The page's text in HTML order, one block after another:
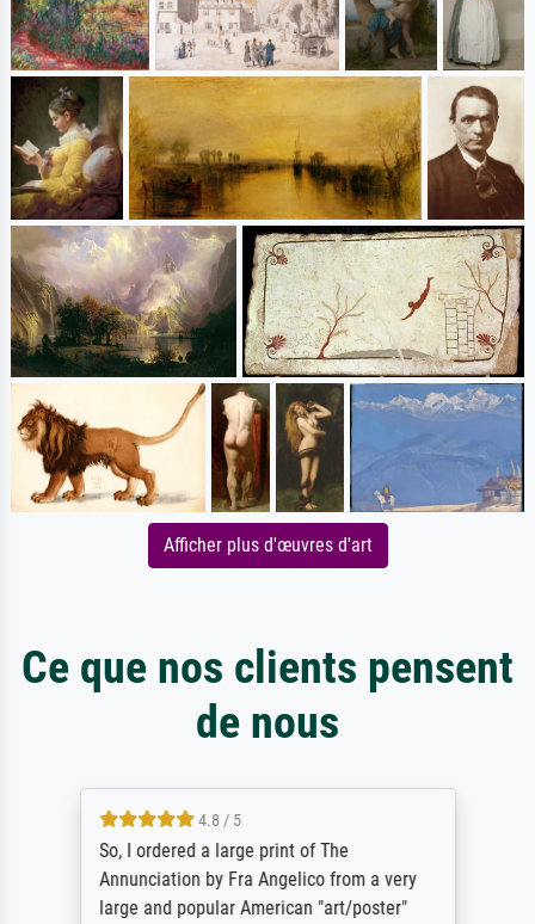
Afficher plus d'œuvres d'art
Ce que nos clients pensent
de nous
4.8 / 5
So, I ordered a large print of The
Annunciation by Fra Angelico from a very
large and popular American "art/poster"